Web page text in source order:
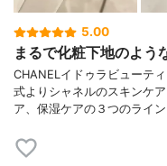
5.00
まるで化粧下地のよう
CHANELイドゥラビューテ
式よりシャネルのスキンケ
ア、保湿ケアの３つのライ